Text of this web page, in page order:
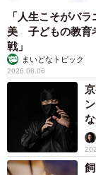
「人生こそがバ
美 子どもの教育
戦」
まいどなトピック
2026.08.06